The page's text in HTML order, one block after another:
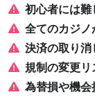
初心者には難
全てのカジ
決済の取り
規制の変更リ
為替損や機会